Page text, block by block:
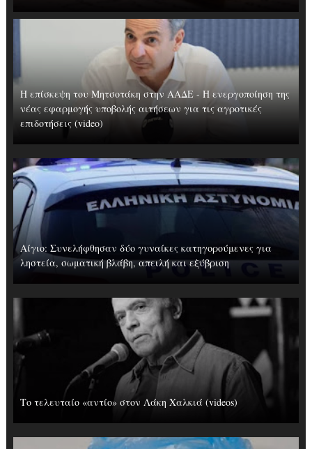
Η επίσκεψη του Μητσοτάκη στην ΑΑΔΕ - Η ενεργοποίηση της
νέας εφαρμογής υποβολής αιτήσεων για τις αγροτικές
επιδοτήσεις (video)
Αίγιο: Συνελήφθησαν δύο γυναίκες κατηγορούμενες για
ληστεία, σωματική βλάβη, απειλή και εξύβριση
Το τελευταίο «αντίο» στον Λάκη Χαλκιά (videos)